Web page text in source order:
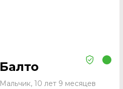
Балто
Мальчик, 10 лет 9 месяцев